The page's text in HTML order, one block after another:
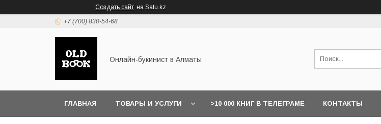
Создать сайт на Satu.kz
+7 (700) 830-54-68
Онлайн-букинист в Алматы
ГЛАВНАЯ ТОВАРЫ И УСЛУГИ >10 000 КНИГ В ТЕЛЕГРАМЕ КОНТАКТЫ